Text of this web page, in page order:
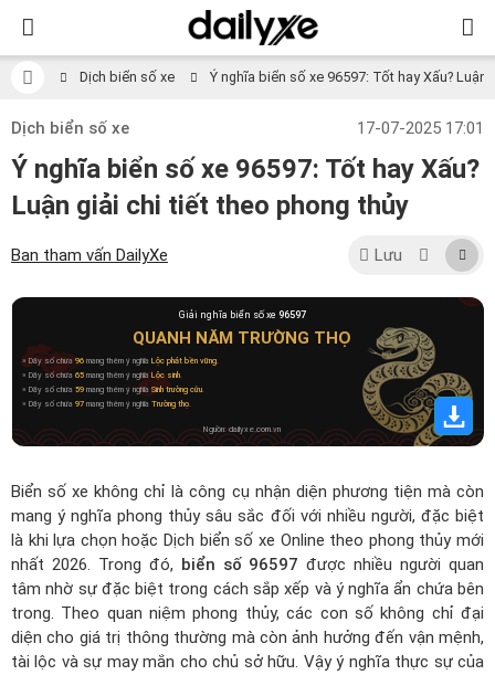
Dịch biển số xe Ý nghĩa biển số xe 96597: Tốt hay Xấu?
Dịch biển số xe 17-07-2025 17:01
Ý nghĩa biển số xe 96597: Tốt hay Xấu?
Luận giải chi tiết theo phong thủy
Ban tham vấn DailyXe Lưu
Giải nghĩa biển số xe 96597
QUANH NĂM TRƯỜNG THỌ
» Dãy số chứa96 mang thêm ý nghĩa Lộc phát bền vững.
» Dãy số chứa 65 mang thêm ý nghĩaLộc sinh.
» Dãy số chứa 59 mang thêm ý nghĩaSinh trường cửu.
» Dãy số chứa 97 mang thêm ý nghĩa Trường thọ.
Nguồn: dailyxe.com.vn
Biển số xe không chỉ là công cụ nhận diện phương tiện mà còn
mang ý nghĩa phong thủy sâu sắc đối với nhiều người, đặc biệt
là khi lựa chọn hoặcDịch biển số xe Online theo phong thủy mới
nhất 2026. Trong đó, biển số 96597 được nhiều người quan
tâm nhờ sự đặc biệt trong cách sắp xếp và ý nghĩa ẩn chứa bên
trong. Theo quan niệm phong thủy, các con số không chỉ đại
diện cho giá trị thông thường mà còn ảnh hưởng đến vận mệnh,
tài lộc và sự may mắn cho chủ sở hữu. Vậy ý nghĩa thực sự của